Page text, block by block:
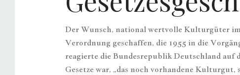
Der Wunsch, national wertvolle Kulturgüter
Verordnung geschaffen, die 1955 in die
reagierte die Bundesrepublik Deutschland
Gesetze war, „das noch vorhandene